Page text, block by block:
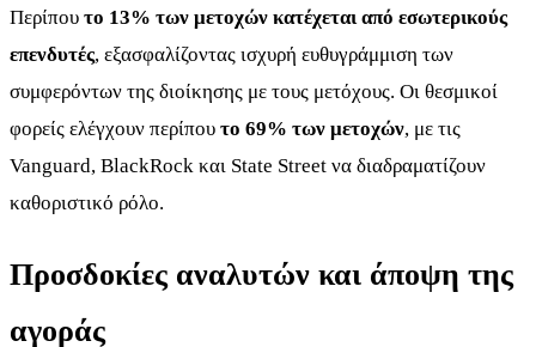
Περίπου το 13% των μετοχών κατέχεται από εσωτερικούς
επενδυτές, εξασφαλίζοντας ισχυρή ευθυγράμμιση των
συμφερόντων της διοίκησης με τους μετόχους. Οι θεσμικοί
φορείς ελέγχουν περίπου το 69% των μετοχών, με τις
Vanguard, BlackRock και State Street να διαδραματίζουν
καθοριστικό ρόλο.
Προσδοκίες αναλυτών και άποψη της
αγοράς